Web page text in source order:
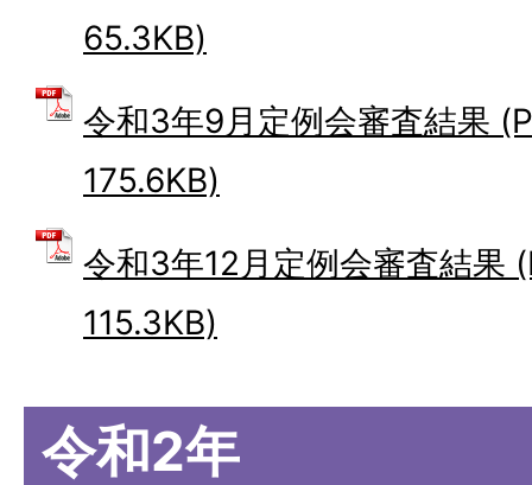
65.3KB)
令和3年9月定例会審査結果
175.6KB)
令和3年12月定例会審査結果
115.3KB)
令和2年